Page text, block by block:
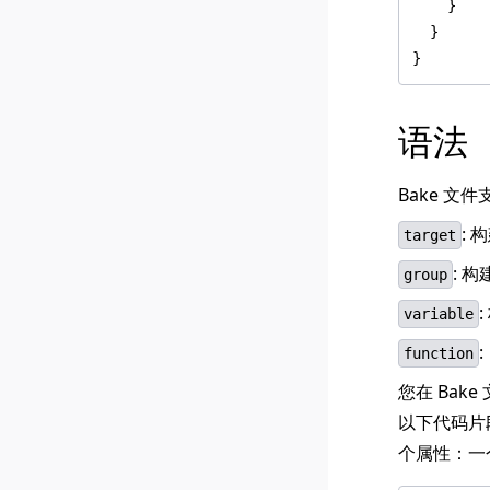
语法
Bake 文件
target :
group : 构
variable :
function :
您在 Bake
以下代码
个属性：